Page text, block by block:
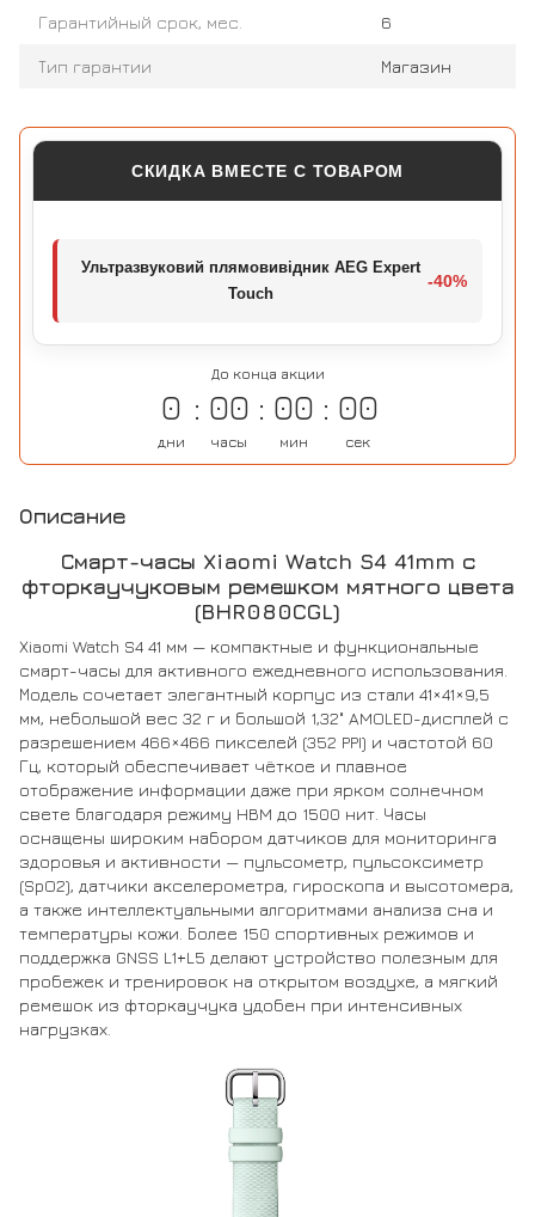
Гарантийный срок, мес. 6
Тип гарантии Магазин
СКИДКА ВМЕСТЕ С ТОВАРОМ
Ультразвуковий плямовивідник AEG Expert
Touch
-40%
До конца акции
0
дни
00
часы
00
мин
00
сек
Описание
Смарт-часы Xiaomi Watch S4 41mm с
фторкаучуковым ремешком мятного цвета
(BHR080CGL)
Xiaomi Watch S4 41 мм — компактные и функциональные
смарт-часы для активного ежедневного использования.
Модель сочетает элегантный корпус из стали 41×41×9,5
мм, небольшой вес 32 г и большой 1,32" AMOLED-дисплей с
разрешением 466×466 пикселей (352 PPI) и частотой 60
Гц, который обеспечивает чёткое и плавное
отображение информации даже при ярком солнечном
свете благодаря режиму HBM до 1500 нит. Часы
оснащены широким набором датчиков для мониторинга
здоровья и активности — пульсометр, пульсоксиметр
(SpO2), датчики акселерометра, гироскопа и высотомера,
а также интеллектуальными алгоритмами анализа сна и
температуры кожи. Более 150 спортивных режимов и
поддержка GNSS L1+L5 делают устройство полезным для
пробежек и тренировок на открытом воздухе, а мягкий
ремешок из фторкаучука удобен при интенсивных
нагрузках.